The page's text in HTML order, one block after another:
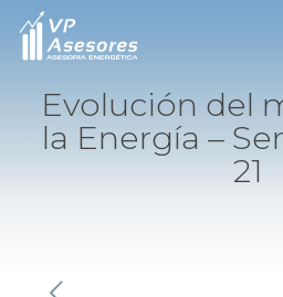
Evolución del
la Energía –
21